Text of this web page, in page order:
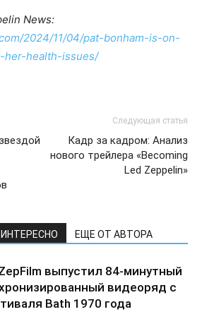
News:
2024/11/04/pat-bonham-is-on-
health-issues/
Следующая статья
Кадр за кадром: Анализ
нового трейлера «Becoming
Led Zeppelin»
ЕЩЕ ОТ АВТОРА
выпустил 84-минутный
видеоряд с
Bath 1970 года